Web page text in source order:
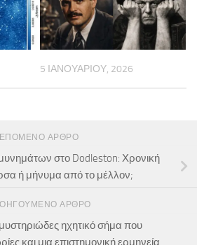
5 ΙΑΝΟΥΑΡΊΟΥ, 2026
ΕΠΌΜΕΝΟ ΆΡΘΡΟ
στο Dodleston: Χρονική
ή μήνυμα από το μέλλον;
ΆΡΘΡΟ
ηχητικό σήμα που
και μια επιστημονική ερμηνεία